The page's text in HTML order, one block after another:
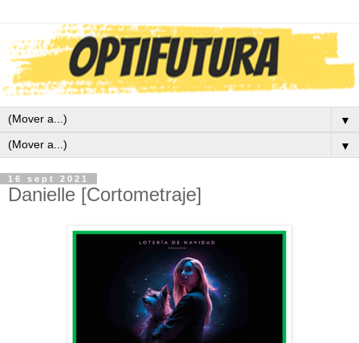
▼
▼
16 sept 2021
Danielle [Cortometraje]